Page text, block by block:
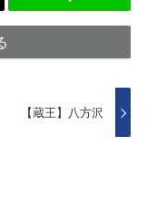
【蔵王】八方沢